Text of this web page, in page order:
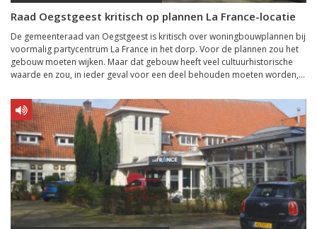
Raad Oegstgeest kritisch op plannen La France-locatie
De gemeenteraad van Oegstgeest is kritisch over woningbouwplannen bij
voormalig partycentrum La France in het dorp. Voor de plannen zou het
gebouw moeten wijken. Maar dat gebouw heeft veel cultuurhistorische
waarde en zou, in ieder geval voor een deel behouden moeten worden,...